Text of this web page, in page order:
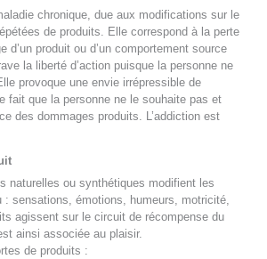
chronique, due aux modifications sur le
de produits. Elle correspond à la perte
d’un produit ou d’un comportement source
la liberté d’action puisque la personne ne
provoque une envie irrépressible de
fait que la personne ne le souhaite pas et
des dommages produits. L’addiction est
naturelles ou synthétiques modifient les
: sensations, émotions, humeurs, motricité,
agissent sur le circuit de récompense du
ainsi associée au plaisir.
de produits :